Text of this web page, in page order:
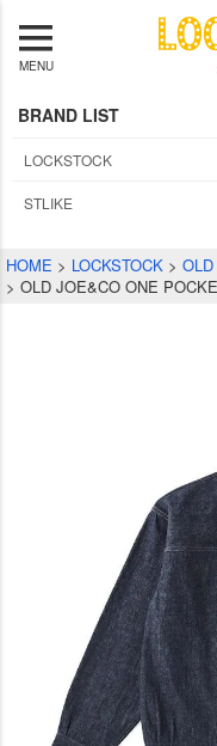
MENU
BRAND LIST
LOCKSTOCK
STLIKE
HOME LOCKSTOCK
OLD JOE&CO ONE